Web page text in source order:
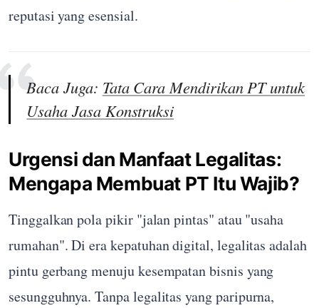
reputasi yang esensial.
Baca Juga: Tata Cara Mendirikan PT untuk
Usaha Jasa Konstruksi
Urgensi dan Manfaat Legalitas:
Mengapa Membuat PT Itu Wajib?
Tinggalkan pola pikir "jalan pintas" atau "usaha
rumahan". Di era kepatuhan digital, legalitas adalah
pintu gerbang menuju kesempatan bisnis yang
sesungguhnya. Tanpa legalitas yang paripurna,